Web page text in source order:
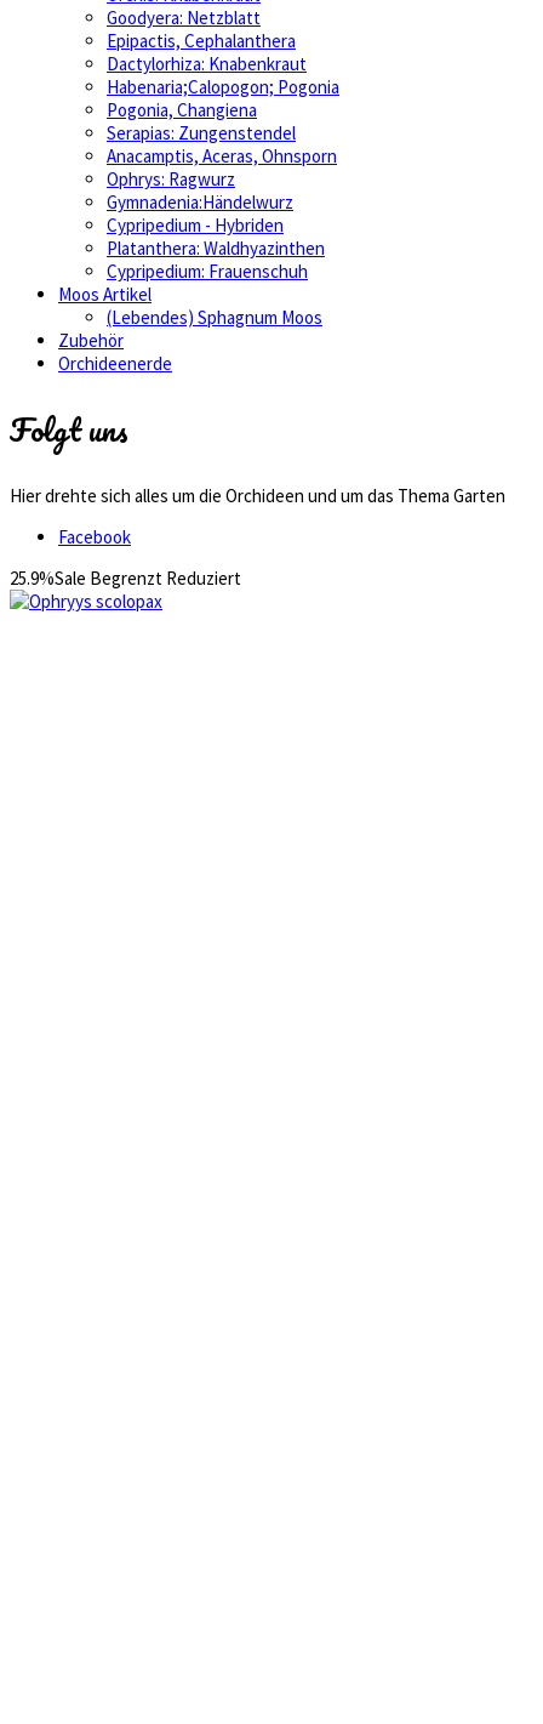
Goodyera: Netzblatt
Epipactis, Cephalanthera
Dactylorhiza: Knabenkraut
Habenaria;Calopogon; Pogonia
Pogonia, Changiena
Serapias: Zungenstendel
Anacamptis, Aceras, Ohnsporn
Ophrys: Ragwurz
Gymnadenia:Händelwurz
Cypripedium - Hybriden
Platanthera: Waldhyazinthen
Cypripedium: Frauenschuh
Moos Artikel
(Lebendes) Sphagnum Moos
Zubehör
Orchideenerde
Folgt uns
Hier drehte sich alles um die Orchideen und um das Thema Garten
Facebook
25.9%Sale Begrenzt Reduziert